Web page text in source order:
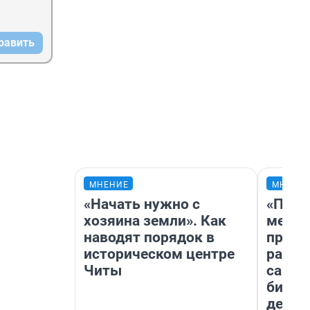
МНЕНИЕ
«Начать нужно с
хозяина земли». Как
наводят порядок в
историческом центре
Читы